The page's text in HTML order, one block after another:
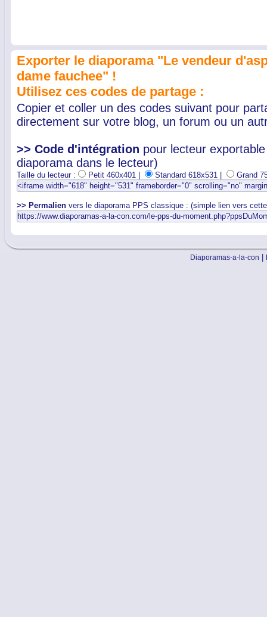
Exporter le diaporama "Le vendeur
dame fauchee" !
Utilisez ces codes de partage :
Copier et coller un des codes suivant pour
directement sur votre blog, un forum ou un
>> Code d'intégration pour lecteur
diaporama dans le lecteur)
Taille du lecteur : Petit 460x401 | Standard 618x531 | Grand
>> Permalien vers le diaporama PPS classique : (simple lien vers
Diaporamas-a-la-con